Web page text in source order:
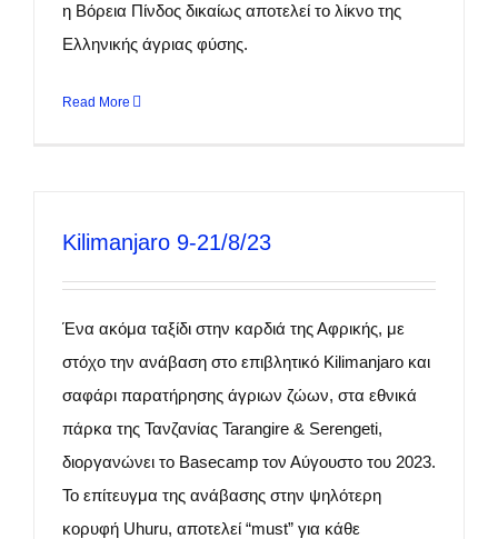
η Βόρεια Πίνδος δικαίως αποτελεί το λίκνο της
Ελληνικής άγριας φύσης.
Read More
Kilimanjaro 9-21/8/23
Ένα ακόμα ταξίδι στην καρδιά της Αφρικής, με
στόχο την ανάβαση στο επιβλητικό Kilimanjaro και
σαφάρι παρατήρησης άγριων ζώων, στα εθνικά
πάρκα της Τανζανίας Tarangire & Serengeti,
διοργανώνει το Basecamp τον Αύγουστο του 2023.
Το επίτευγμα της ανάβασης στην ψηλότερη
κορυφή Uhuru, αποτελεί “must” για κάθε